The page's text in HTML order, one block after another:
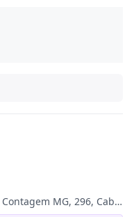
Alameda dos Canários, 296, Cabral, Contagem MG, 296, Cabral, 32146-021, Contagem, MG